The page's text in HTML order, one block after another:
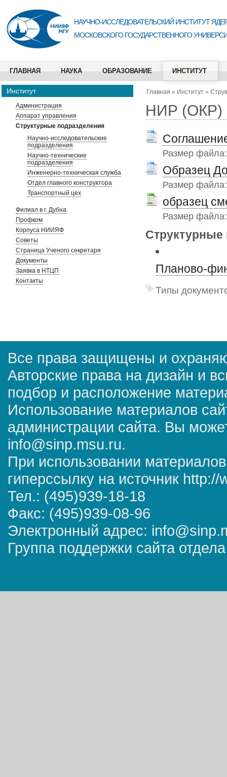
НАУЧНО-ИССЛЕДОВАТЕЛЬСКИЙ ИНСТИТУТ
МОСКОВСКОГО ГОСУДАРСТВЕННОГО
ГЛАВНАЯ НАУКА ОБРАЗОВАНИЕ ИНСТИТУТ
Институт
Администрация
Аппарат управления
Структурные подразделения
Научно-исследовательские
подразделения
Научно-технические
подразделения
Инженерно-техническая служба
Отдел главного конструктора
Транспортный цех
Филиал в г. Дубна
Профком
Корпуса НИИЯФ
Советы
Страница Ученого секретаря
Документы
Заявка в НТЦП
Контакты
Главная » Институт »
НИР (ОКР)
Размер
Образец
Размер
образец
Размер
Структурные
Планово-
Типы
Все права защищены и
Авторские права на дизайн и
подбор и расположение
Использование материалов
администрации сайта. Вы
info@sinp.msu.ru.
При использовании
гиперссылку на источник
Тел.: (495)939-18-18
Факс: (495)939-08-96
Электронный адрес:
Группа поддержки сайта